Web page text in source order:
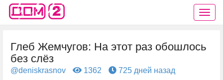
Глеб Жемчугов: На этот раз обошлось
без слёз
@deniskrasnov 1362 725 дней назад